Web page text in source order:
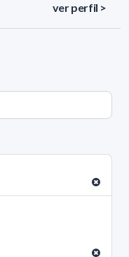
ver perfil >